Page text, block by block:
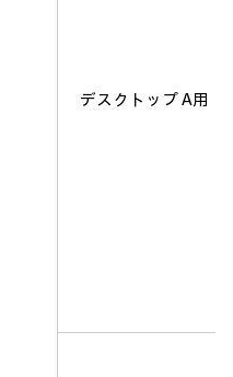
デスクトップ A用